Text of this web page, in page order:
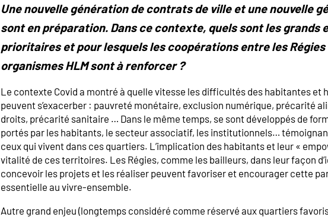
Une nouvelle génération de contrats de ville et une nouvelle
sont en préparation. Dans ce contexte, quels sont les grands
prioritaires et pour lesquels les coopérations entre les
organismes HLM sont à renforcer ?
Le contexte Covid a montré à quelle vitesse les difficultés des habitantes et
peuvent s’exacerber : pauvreté monétaire, exclusion numérique, précarité
droits, précarité sanitaire … Dans le même temps, se sont développés de
portés par les habitants, le secteur associatif, les institutionnels…
ceux qui vivent dans ces quartiers. L’implication des habitants et leur «
vitalité de ces territoires. Les Régies, comme les bailleurs, dans leur façon
concevoir les projets et les réaliser peuvent favoriser et encourager cette
essentielle au vivre-ensemble.
Autre grand enjeu (longtemps considéré comme réservé aux quartiers